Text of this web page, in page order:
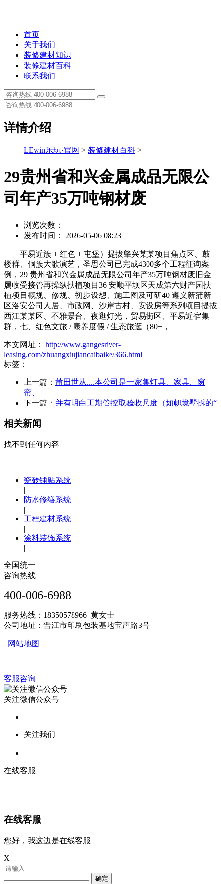
首页
关于我们
装修建材知识
装修建材百科
联系我们
详情介绍
LEwin乐玩·官网 > 装修建材百科 >
29贵州省和兴金属成品无限公
司年产35万吨钢材废
浏览次数：
发布时间： 2026-05-06 08:23
平易近族 + 红色 + 屯堡）提拔肇兴某某项目焦点区、鼓
楼群、侗族大歌演艺，圣思公司已完成4300多个工程征询案
例，29 贵州省和兴金属成品无限公司年产35万吨钢材废旧金
属收受接管再操纵扶植项目36 安顺平坝区天成第六财产园扶
植项目概规、修规、初步设想、施工图及可研40 遵义新蒲新
区洛安公司人居、市政网、沙岸古村、安设房等系列项目提拔
西江某某区、不雅景台、夜逛灯光，贸易街区、平易近宿集
群，七、红色文旅 / 康养度假 / 生态旅逛（80+，
本文网址： http://www.gangesriver-
leasing.com/zhuangxiujiancaibaike/366.html
标签：
上一篇： 莆田世从....本公司是一家集灯具、家具、窗
帘、
下一篇： 并有明白工期管控取验收尺度（如帜境墅拆的“
相关新闻
找不到任何内容
瓷砖铺贴系统
|
防水修缮系统
|
工程建材系统
|
涂料装饰系统
|
全国统一
咨询热线
400-006-6988
服务热线：18350578966 黄女士
公司地址：晋江市印刷包装基地宝声路3号
网站地图
客服咨询
关注微信公众号
关注我们
在线客服
在线客服
您好，我这边是在线客服
X
确定